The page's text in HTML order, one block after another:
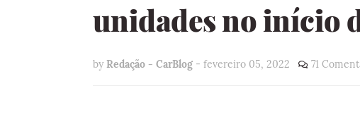
unidades no início
by Redação - CarBlog - fevereiro 05, 2022 71